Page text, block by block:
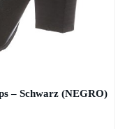
– Schwarz (NEGRO)